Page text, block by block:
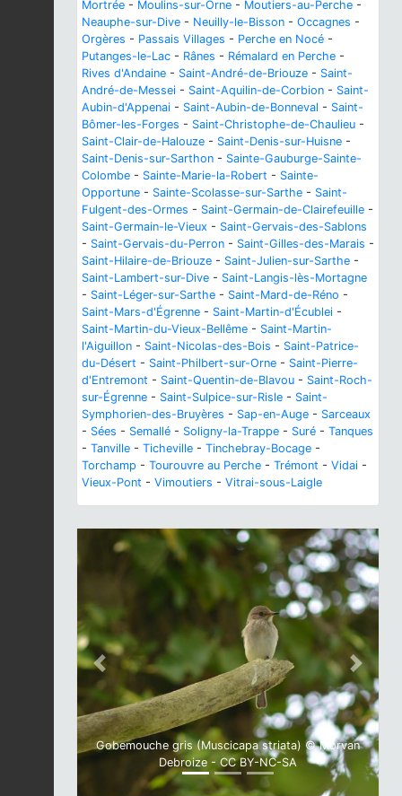
Mortrée - Moulins-sur-Orne - Moutiers-au-Perche -
Neauphe-sur-Dive - Neuilly-le-Bisson - Occagnes -
Orgères - Passais Villages - Perche en Nocé -
Putanges-le-Lac - Rânes - Rémalard en Perche -
Rives d'Andaine - Saint-André-de-Briouze - Saint-
André-de-Messei - Saint-Aquilin-de-Corbion - Saint-
Aubin-d'Appenai - Saint-Aubin-de-Bonneval - Saint-
Bômer-les-Forges - Saint-Christophe-de-Chaulieu -
Saint-Clair-de-Halouze - Saint-Denis-sur-Huisne -
Saint-Denis-sur-Sarthon - Sainte-Gauburge-Sainte-
Colombe - Sainte-Marie-la-Robert - Sainte-
Opportune - Sainte-Scolasse-sur-Sarthe - Saint-
Fulgent-des-Ormes - Saint-Germain-de-Clairefeuille -
Saint-Germain-le-Vieux - Saint-Gervais-des-Sablons
- Saint-Gervais-du-Perron - Saint-Gilles-des-Marais -
Saint-Hilaire-de-Briouze - Saint-Julien-sur-Sarthe -
Saint-Lambert-sur-Dive - Saint-Langis-lès-Mortagne
- Saint-Léger-sur-Sarthe - Saint-Mard-de-Réno -
Saint-Mars-d'Égrenne - Saint-Martin-d'Écublei -
Saint-Martin-du-Vieux-Bellême - Saint-Martin-
l'Aiguillon - Saint-Nicolas-des-Bois - Saint-Patrice-
du-Désert - Saint-Philbert-sur-Orne - Saint-Pierre-
d'Entremont - Saint-Quentin-de-Blavou - Saint-Roch-
sur-Égrenne - Saint-Sulpice-sur-Risle - Saint-
Symphorien-des-Bruyères - Sap-en-Auge - Sarceaux
- Sées - Semallé - Soligny-la-Trappe - Suré - Tanques
- Tanville - Ticheville - Tinchebray-Bocage -
Torchamp - Tourouvre au Perche - Trémont - Vidai -
Vieux-Pont - Vimoutiers - Vitrai-sous-Laigle
Gobemouche gris (Muscicapa striata) © Morvan
Debroize - CC BY-NC-SA
Previous Next